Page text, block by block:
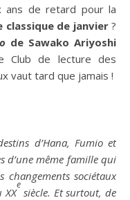
de janvier?
de Sawako Ariyoshi
Club de lecture des
vaut tard que jamais !
d’Hana, Fumio et
d’une même famille qui
changements sociétaux
XX
e
siècle. Et surtout, de